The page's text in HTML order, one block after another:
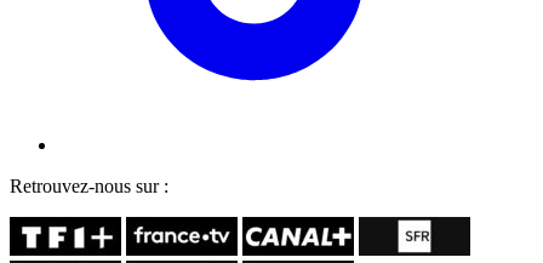
Retrouvez-nous sur :